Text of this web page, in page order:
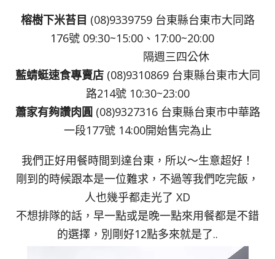
榕樹下米苔目 (08)9339759 台東縣台東市大同路
176號 09:30~15:00、17:00~20:00
隔週三四公休
藍蜻蜓速食專賣店(08)9310869 台東縣台東市大同
路214號 10:30~23:00
蕭家有夠讚肉圓 (08)9327316 台東縣台東市中華路
一段177號 14:00開始售完為止
我們正好用餐時間到達台東，所以～生意超好！
剛到的時候跟本是一位難求，不過等我們吃完飯，
人也幾乎都走光了 XD
不想排隊的話，早一點或是晚一點來用餐都是不錯
的選擇，別剛好12點多來就是了..